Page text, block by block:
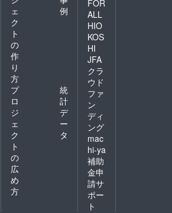
ェ
ク
ト
の
作
り
方
例
プ
ロ
ジ
ェ
ク
ト
の
広
め
方
統
計
デ
ー
タ
FOR
ALL
HIO
KOS
HI
JFA
クラ
ウド
ファ
ン
ディ
ング
mac
hi-ya
補助
金申
請サ
ポー
ト